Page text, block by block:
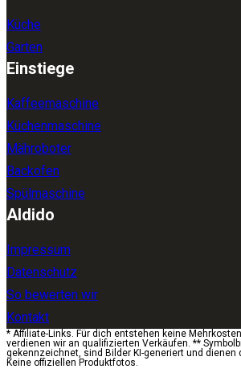
Küche
Garten
Einstiege
Kaffeemaschine
Küchenmaschine
Mähroboter
Backofen
Spülmaschine
Aldido
Impressum
Datenschutz
So bewerten wir
Kontakt
* Affiliate-Links. Für dich entstehen keine
verdienen wir an qualifizierten Verkäufen. **
gekennzeichnet, sind Bilder KI-generiert und dienen
Keine offiziellen Produktfotos.